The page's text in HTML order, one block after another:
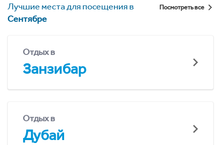
Лучшие места для посещения в
Сентябре
Посмотреть все
Отдых в
Занзибар
Отдых в
Дубай